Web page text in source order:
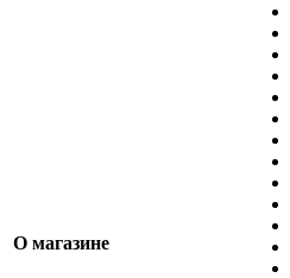
О магазине